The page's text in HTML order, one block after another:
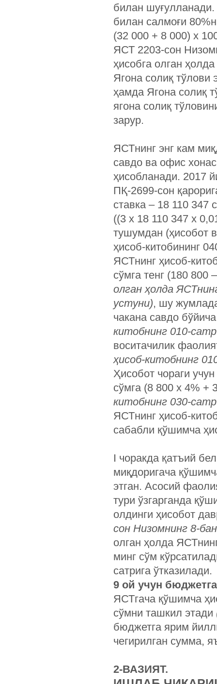
билан шуғулланади.
билан салмоғи
(32 000 + 8 000) х
ЯСТ ­2203-сон
ҳисобга олган
Ягона солиқ тўлови
ҳамда Ягона солиқ
ягона солиқ
зарур.
ЯСТнинг энг кам
савдо ва офис
ҳисобланади. 2017
ПҚ-2699-сон
ставка – 18 110 347
((3 х 18 110 347 х
тушумдан (ҳисобот
ҳисоб-китобининг
ЯСТнинг ҳисоб-
сўмга тенг (180 800
олган ҳолда
устуни), шу
чакана савдо
китобнинг 010-
воситачилик
ҳисоб-китобнинг
Ҳисобот чораги учун
сўмга (8 800 х 4% +
китобнинг 030-
ЯСТнинг ҳисоб-
сабабли қўшимча
I чоракда қатъий
миқдоригача
этган. Асосий
тури ўзгарганда
олдинги ҳисобот
сон Низомнинг 8-
олган ҳолда
минг сўм
сатрига ўтказилади.
9 ой учун бюджетга
ЯСТгача қўшимча
сўмни ташкил этади
бюджетга ярим
чегирилган сумма,
2-ВАЗИЯТ.